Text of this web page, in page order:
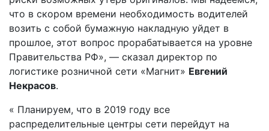
что в скором времени необходимость водителей
возить с собой бумажную накладную уйдет в
прошлое, этот вопрос прорабатывается на уровне
Правительства РФ», — сказал директор по
логистике розничной сети «Магнит» Евгений
Некрасов.
« Планируем, что в 2019 году все
распределительные центры сети перейдут на